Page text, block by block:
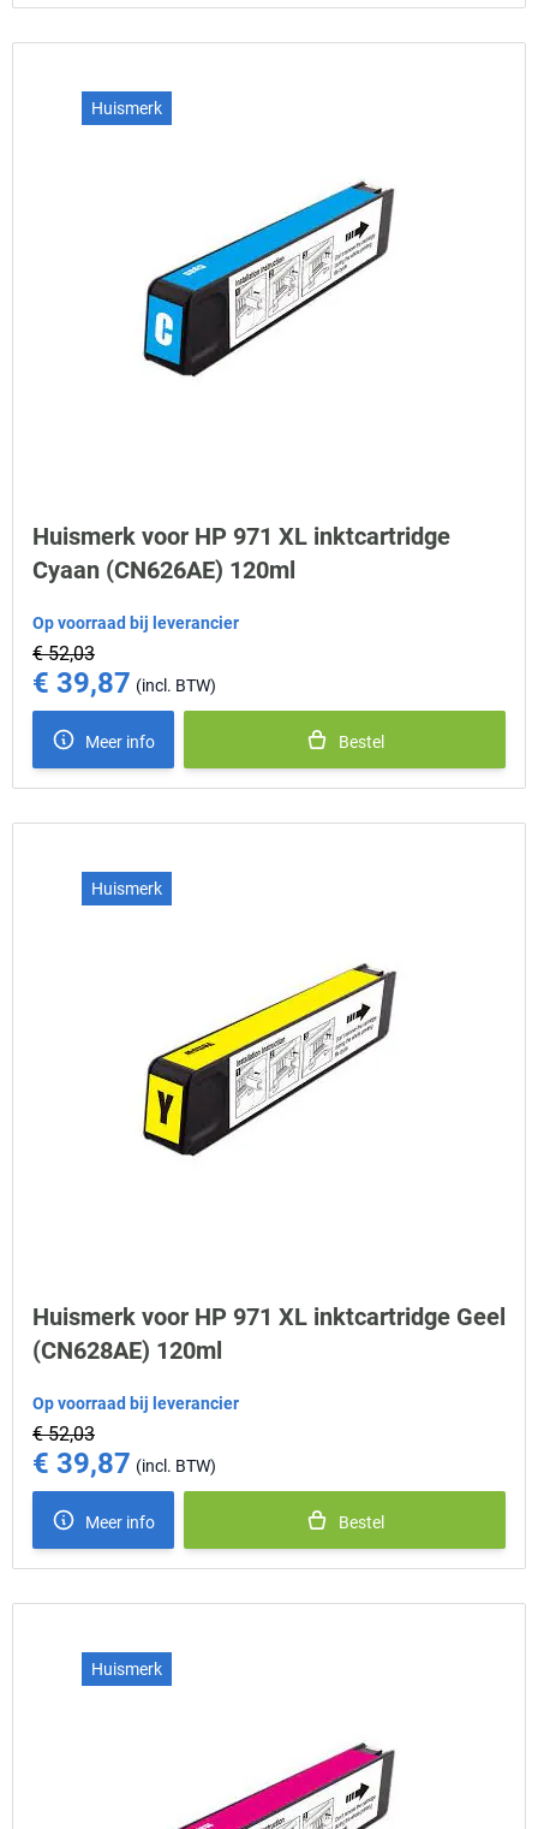
Huismerk
Huismerk voor HP 971 XL inktcartridge
Cyaan (CN626AE) 120ml
Op voorraad bij leverancier
€ 52,03
Special Price
€ 39,87
Meer info Bestel
Huismerk
Huismerk voor HP 971 XL inktcartridge Geel
(CN628AE) 120ml
Op voorraad bij leverancier
€ 52,03
Special Price
€ 39,87
Meer info Bestel
Huismerk